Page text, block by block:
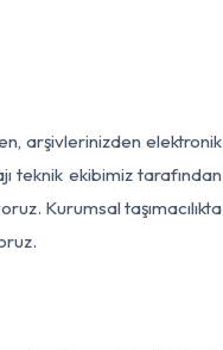
arşivlerinizden elektronik
teknik ekibimiz tarafından
Kurumsal taşımacılıkta